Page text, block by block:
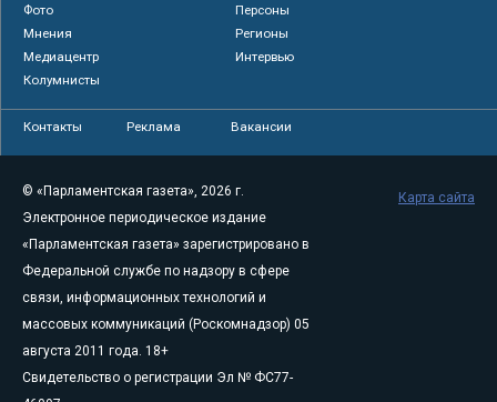
Фото
Персоны
Мнения
Регионы
Медиацентр
Интервью
Колумнисты
Контакты Реклама Вакансии
© «Парламентская газета», 2026 г.
Электронное периодическое издание
«Парламентская газета» зарегистрировано в
Федеральной службе по надзору в сфере
связи, информационных технологий и
массовых коммуникаций (Роскомнадзор) 05
августа 2011 года. 18+
Свидетельство о регистрации Эл № ФС77-
Карта сайта